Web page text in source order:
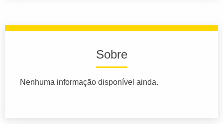
Sobre
Nenhuma informação disponível ainda.